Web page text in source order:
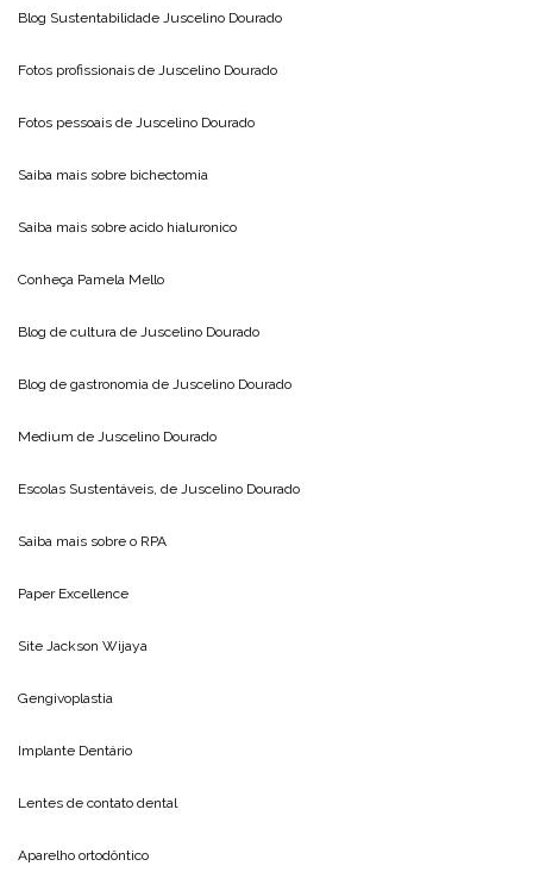
Blog Sustentabilidade Juscelino Dourado
Fotos profissionais de Juscelino Dourado
Fotos pessoais de Juscelino Dourado
Saiba mais sobre bichectomia
Saiba mais sobre acido hialuronico
Conheça Pamela Mello
Blog de cultura de Juscelino Dourado
Blog de gastronomia de Juscelino Dourado
Medium de Juscelino Dourado
Escolas Sustentáveis, de Juscelino Dourado
Saiba mais sobre o RPA
Paper Excellence
Site Jackson Wijaya
Gengivoplastia
Implante Dentário
Lentes de contato dental
Aparelho ortodôntico